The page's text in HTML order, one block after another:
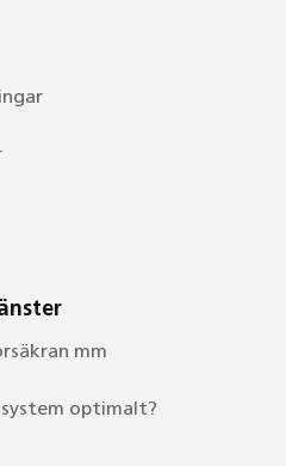
mm
optimalt?